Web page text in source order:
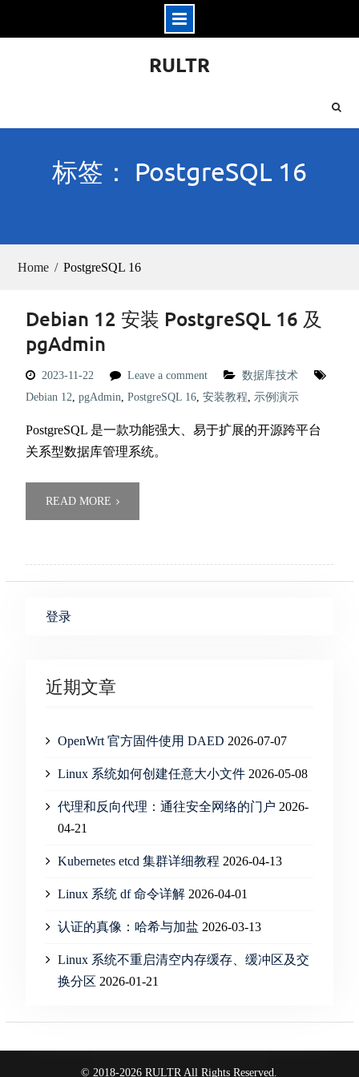
RULTR
标签： PostgreSQL 16
Home PostgreSQL 16
Debian 12 安装 PostgreSQL 16 及
pgAdmin
2023-11-22 Leave a comment
数据库技术
Debian 12, pgAdmin, PostgreSQL 16, 安装教程, 示例演示
PostgreSQL 是一款功能强大、易于扩展的开源跨平台
关系型数据库管理系统。
READ MORE
登录
近期文章
OpenWrt 官方固件使用 DAED 2026-07-07
Linux 系统如何创建任意大小文件 2026-05-08
代理和反向代理：通往安全网络的门户 2026-
04-21
Kubernetes etcd 集群详细教程 2026-04-13
Linux 系统 df 命令详解 2026-04-01
认证的真像：哈希与加盐 2026-03-13
Linux 系统不重启清空内存缓存、缓冲区及交
换分区 2026-01-21
© 2018-2026 RULTR All Rights Reserved.